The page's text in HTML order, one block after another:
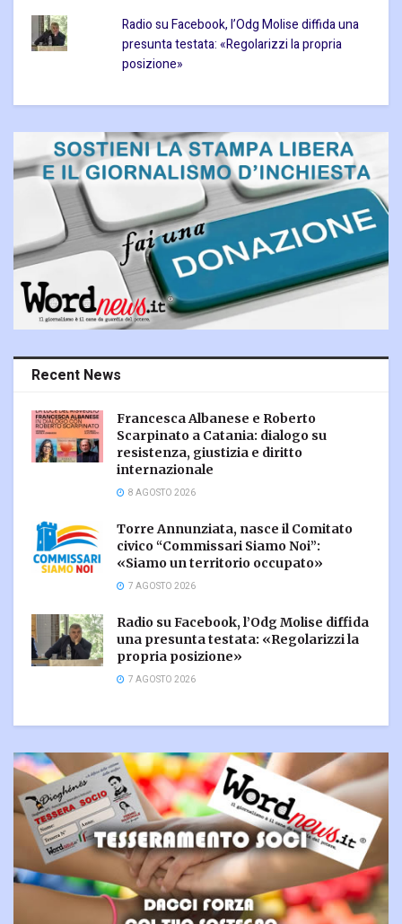
Radio su Facebook, l’Odg Molise diffida una
presunta testata: «Regolarizzi la propria
posizione»
Recent News
Francesca Albanese e Roberto
Scarpinato a Catania: dialogo su
resistenza, giustizia e diritto
internazionale
8 AGOSTO 2026
Torre Annunziata, nasce il Comitato
civico “Commissari Siamo Noi”:
«Siamo un territorio occupato»
7 AGOSTO 2026
Radio su Facebook, l’Odg Molise diffida
una presunta testata: «Regolarizzi la
propria posizione»
7 AGOSTO 2026